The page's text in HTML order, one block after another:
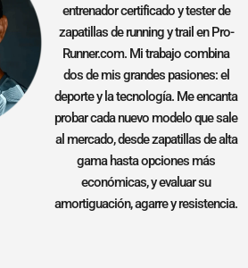
entrenador certificado y tester de
zapatillas de running y trail en Pro-
Runner.com. Mi trabajo combina
dos de mis grandes pasiones: el
deporte y la tecnología. Me encanta
probar cada nuevo modelo que sale
al mercado, desde zapatillas de alta
gama hasta opciones más
económicas, y evaluar su
amortiguación, agarre y resistencia.